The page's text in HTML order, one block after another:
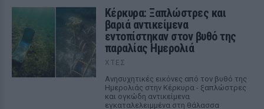
Κέρκυρα: Ξαπλώστρες και
βαριά αντικείμενα
εντοπίστηκαν στον βυθό της
παραλίας Ημερολιά
ΧΤΕΣ
Ανησυχητικές εικόνες από τον βυθό της
Ημερολιάς στην Κέρκυρα - ξαπλώστρες
και ογκώδη αντικείμενα
εγκαταλελειμμένα στη θάλασσα